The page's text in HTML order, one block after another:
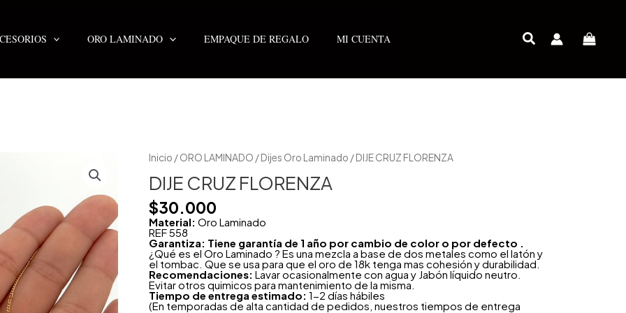
ORO LAMINADO EMPAQUE DE REGALO MI CUENTA
Inicio /ORO LAMINADO /Dijes Oro Laminado / DIJE CRUZ FLORENZA
DIJE CRUZ FLORENZA
$30.000
Material: Oro Laminado
REF 558
Garantiza: Tiene garantía de 1 año por cambio de color o por defecto .
¿Qué es el Oro Laminado ? Es una mezcla a base de dos metales como el latón y
el tombac. Que se usa para que el oro de 18k tenga mas cohesión y durabilidad.
Recomendaciones: Lavar ocasionalmente con agua y Jabón líquido neutro.
Evitar otros quimicos para mantenimiento de la misma.
Tiempo de entrega estimado: 1-2 días hábiles
(En temporadas de alta cantidad de pedidos, nuestros tiempos de entrega
DIJE
CRUZ
FLORENZA
cantidad